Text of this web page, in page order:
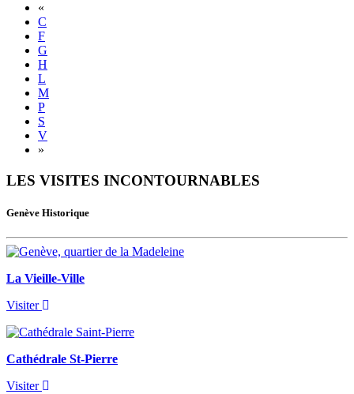
«
C
F
G
H
L
M
P
S
V
»
LES VISITES INCONTOURNABLES
Genève Historique
La Vieille-Ville
Visiter
Cathédrale St-Pierre
Visiter